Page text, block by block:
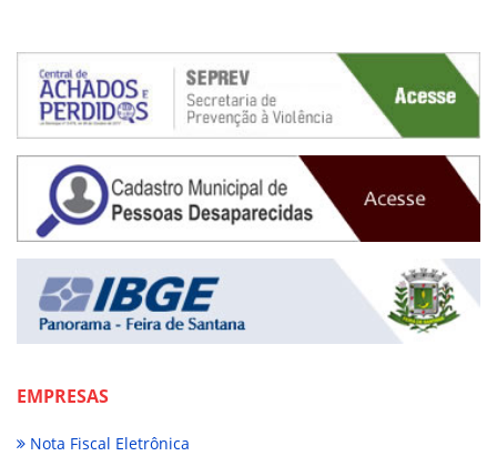
EMPRESAS
Nota Fiscal Eletrônica